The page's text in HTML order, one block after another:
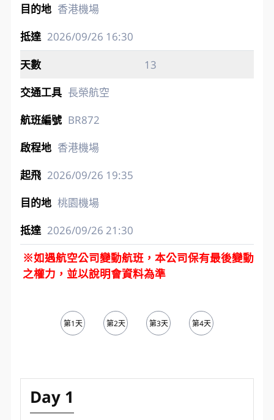
香港機場
2026/09/26 16:30
13
長榮航空
BR872
香港機場
2026/09/26 19:35
桃園機場
2026/09/26 21:30
※如遇航空公司變動航班，本公司保有最後變動
之權力，並以說明會資料為準
第1天 第2天 第3天 第4天
Day 1